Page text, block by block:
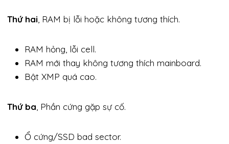
Thứ hai, RAM bị lỗi hoặc không tương thích.
RAM hỏng, lỗi cell.
RAM mới thay không tương thích mainboard.
Bật XMP quá cao.
Thứ ba, Phần cứng gặp sự cố.
Ổ cứng/SSD bad sector.